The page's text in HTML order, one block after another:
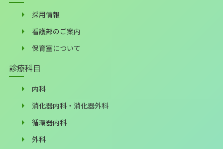
採用情報
看護部のご案内
保育室について
診療科目
内科
消化器内科・消化器外科
循環器内科
外科